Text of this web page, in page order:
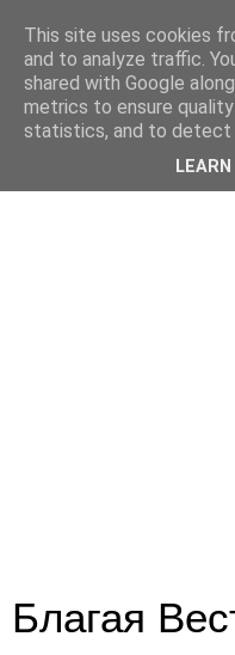
Благая
This site uses cookies
and to analyze traffic.
shared with Google
metrics to ensure
statistics, and to detect